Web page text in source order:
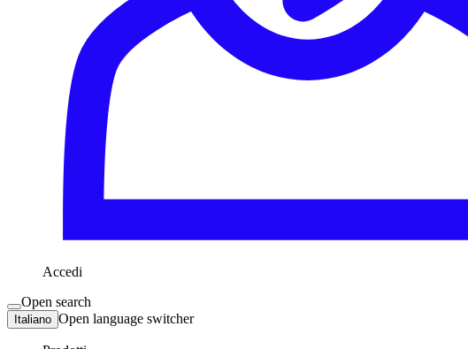
Accedi
Open search
Italiano Open language switcher